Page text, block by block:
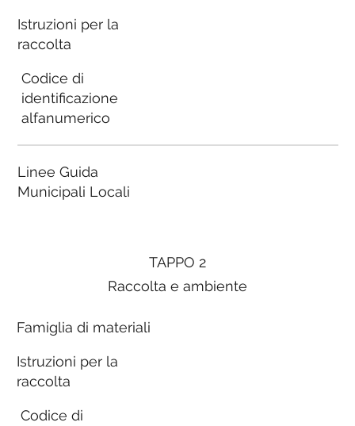
Istruzioni per la
raccolta
Codice di
identificazione
alfanumerico
Linee Guida
Municipali Locali
TAPPO 2
Raccolta e ambiente
Famiglia di materiali
Istruzioni per la
raccolta
Codice di